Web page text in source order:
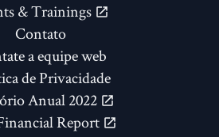
& Trainings
Contato
a equipe web
de Privacidade
Anual 2022
Report